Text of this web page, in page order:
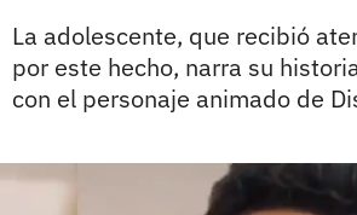
La adolescente, que recibió
por este hecho, narra su
con el personaje animado de